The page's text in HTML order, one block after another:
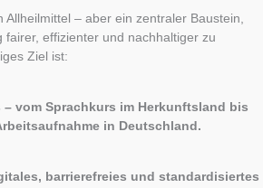
Allheilmittel – aber ein zentraler Baustein,
fairer, effizienter und nachhaltiger zu
Ziel ist:
– vom Sprachkurs im Herkunftsland bis
in Deutschland.
barrierefreies und standardisiertes